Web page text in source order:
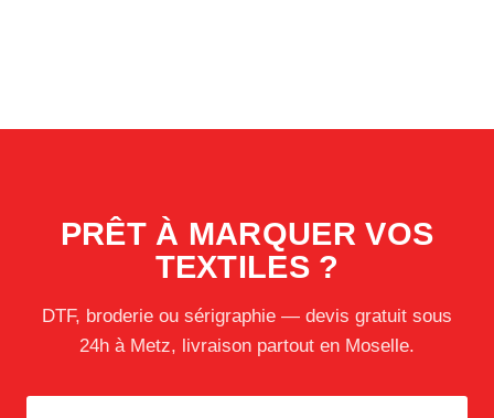
PRÊT À MARQUER VOS
TEXTILES ?
DTF, broderie ou sérigraphie — devis gratuit sous
24h à Metz, livraison partout en Moselle.